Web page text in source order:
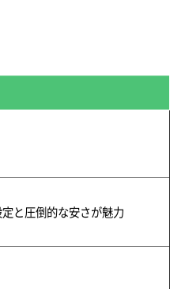
と圧倒的な安さが魅力